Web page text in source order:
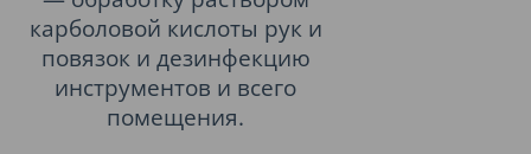
карболовой кислоты рук и
повязок и дезинфекцию
инструментов и всего
помещения.